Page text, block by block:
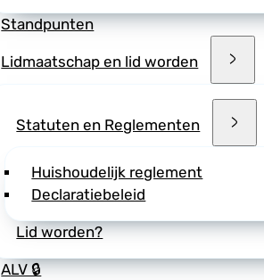
Standpunten
Lidmaatschap en lid worden
Statuten en Reglementen
Huishoudelijk reglement
Declaratiebeleid
Lid worden?
ALV 🔒
Deel dit bericht